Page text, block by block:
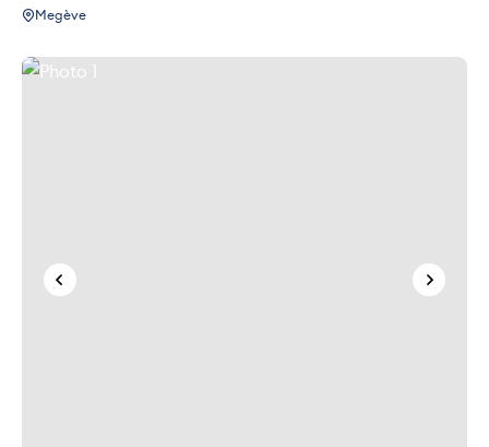
Megève
Photo 1